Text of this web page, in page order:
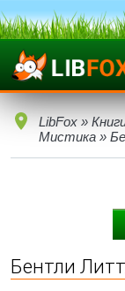
LibFox »
Мистика »
Бентли